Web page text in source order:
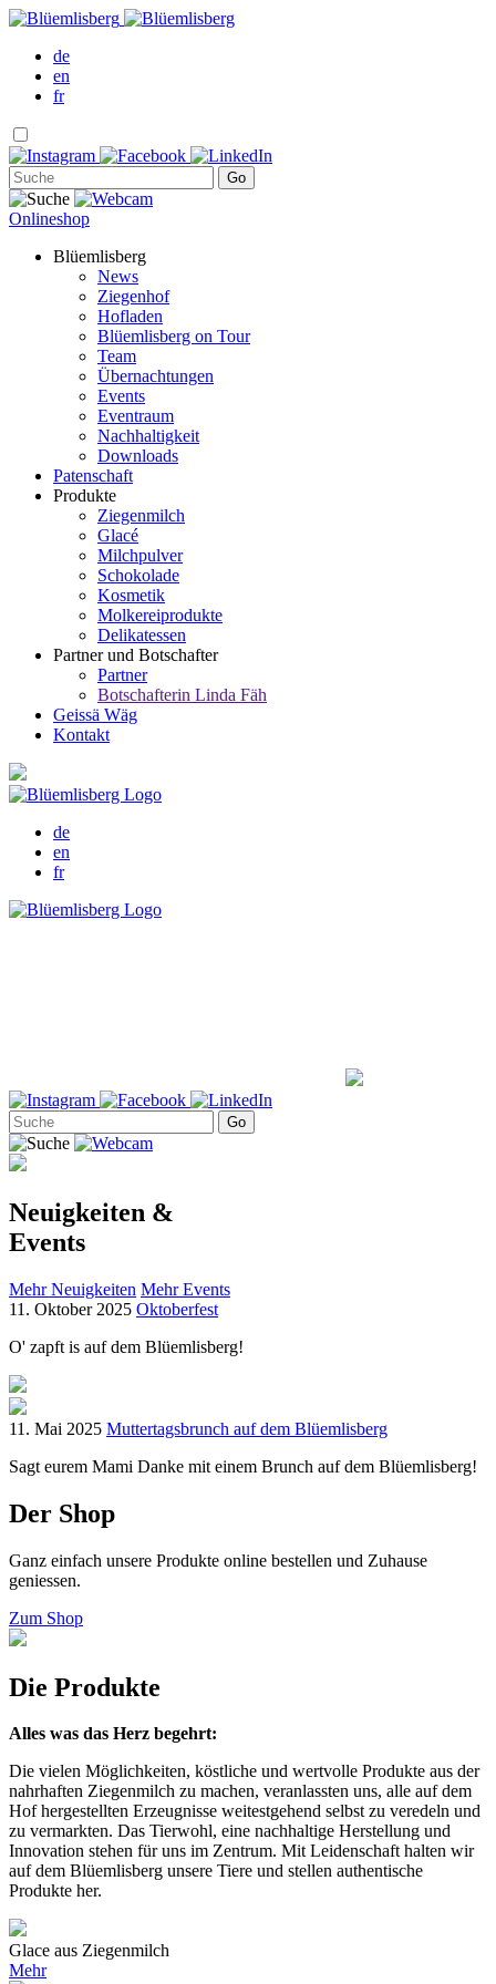
de
en
fr
Onlineshop
Blüemlisberg
News
Ziegenhof
Hofladen
Blüemlisberg on Tour
Team
Übernachtungen
Events
Eventraum
Nachhaltigkeit
Downloads
Patenschaft
Produkte
Ziegenmilch
Glacé
Milchpulver
Schokolade
Kosmetik
Molkereiprodukte
Delikatessen
Partner und Botschafter
Partner
Botschafterin Linda Fäh
Geissä Wäg
Kontakt
de
en
fr
Neuigkeiten &
Events
Mehr Neuigkeiten Mehr Events
11. Oktober 2025 Oktoberfest
O' zapft is auf dem Blüemlisberg!
11. Mai 2025 Muttertagsbrunch auf dem Blüemlisberg
Sagt eurem Mami Danke mit einem Brunch auf dem Blüemlisberg!
Der Shop
Ganz einfach unsere Produkte online bestellen und Zuhause
geniessen.
Zum Shop
Die Produkte
Alles was das Herz begehrt:
Die vielen Möglichkeiten, köstliche und wertvolle Produkte aus der
nahrhaften Ziegenmilch zu machen, veranlassten uns, alle auf dem
Hof hergestellten Erzeugnisse weitestgehend selbst zu veredeln und
zu vermarkten. Das Tierwohl, eine nachhaltige Herstellung und
Innovation stehen für uns im Zentrum. Mit Leidenschaft halten wir
auf dem Blüemlisberg unsere Tiere und stellen authentische
Produkte her.
Glace aus Ziegenmilch
Mehr